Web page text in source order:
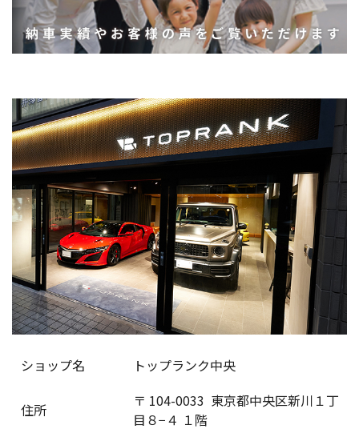
ショップ名 トップランク中央
住所 〒 104-0033 東京都中央区新川１丁
目８−４ １階